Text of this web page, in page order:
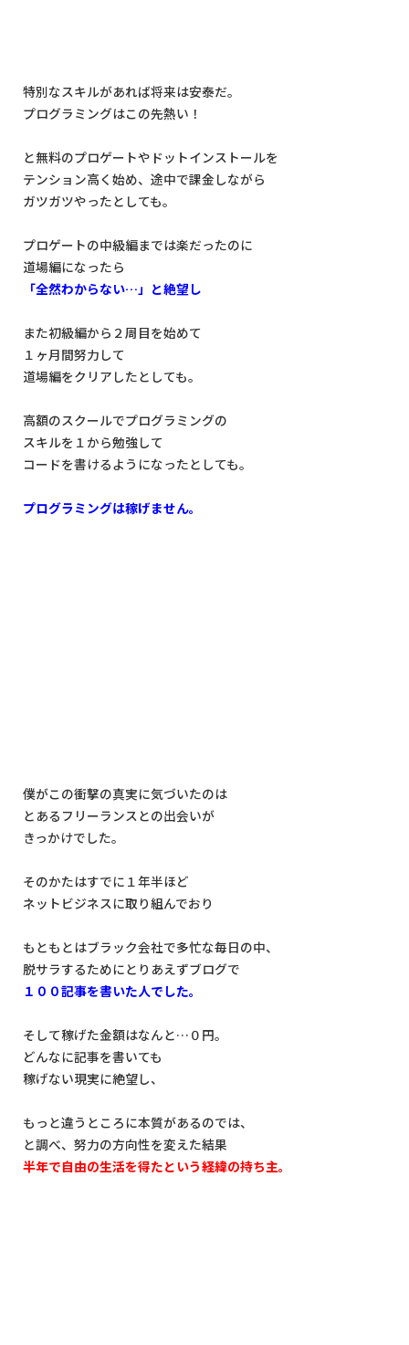
特別なスキルがあれば将来は安泰だ。
プログラミングはこの先熱い！
と無料のプロゲートやドットインストールを
テンション高く始め、途中で課金しながら
ガツガツやったとしても。
プロゲートの中級編までは楽だったのに
道場編になったら
「全然わからない…」と絶望し
また初級編から２周目を始めて
１ヶ月間努力して
道場編をクリアしたとしても。
高額のスクールでプログラミングの
スキルを１から勉強して
コードを書けるようになったとしても。
プログラミングは稼げません。
僕がこの衝撃の真実に気づいたのは
とあるフリーランスとの出会いが
きっかけでした。
そのかたはすでに１年半ほど
ネットビジネスに取り組んでおり
もともとはブラック会社で多忙な毎日の中、
脱サラするためにとりあえずブログで
１００記事を書いた人でした。
そして稼げた金額はなんと…０円。
どんなに記事を書いても
稼げない現実に絶望し、
もっと違うところに本質があるのでは、
と調べ、努力の方向性を変えた結果
半年で自由の生活を得たという経緯の持ち主。